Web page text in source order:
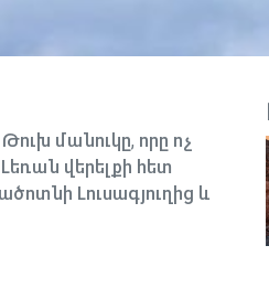
մանուկը, որը ոչ
վերելքի հետ
Լուսագյուղից և